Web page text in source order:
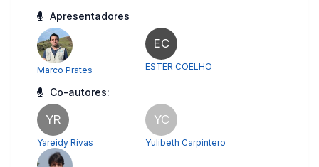
Apresentadores
Marco Prates
EC
ESTER COELHO
Co-autores:
YR
Yareidy Rivas
YC
Yulibeth Carpintero